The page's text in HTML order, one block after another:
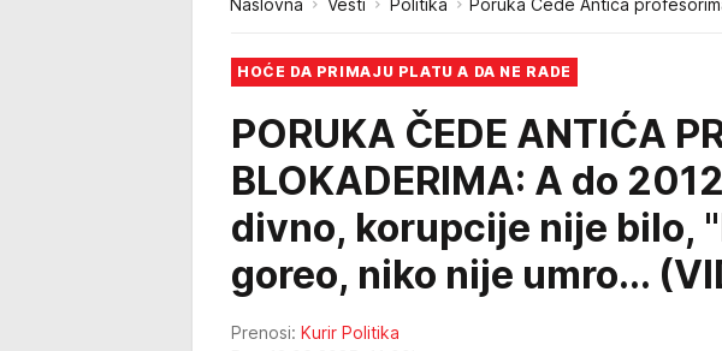
Naslovna Vesti Politika Poruka Čede Antića
HOĆE DA PRIMAJU PLATU A DA NE RADE
PORUKA ČEDE ANTIĆA
BLOKADERIMA: A do
divno, korupcije nije bilo,
goreo, niko nije umro...
Prenosi: Kurir Politika